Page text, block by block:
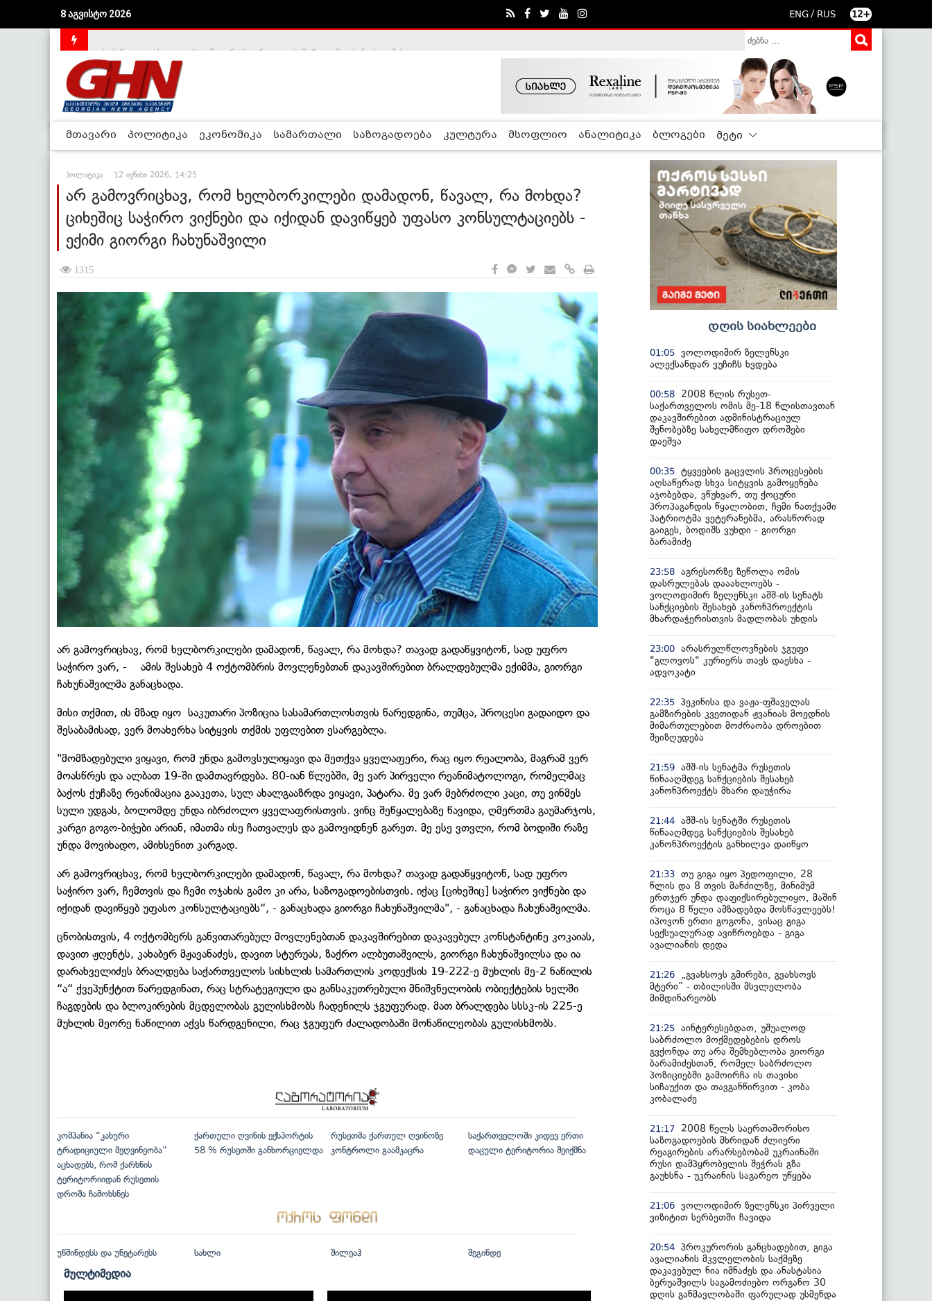
8 აგვისტო 2026 ENG / RUS 12+
მთავარი პოლიტიკა ეკონომიკა სამართალი საზოგადოება კულტურა მსოფლიო ანალიტიკა ბლოგები მეტი
პოლიტიკა 12 ივნისი 2026, 14:25
არ გამოვრიცხავ, რომ ხელბორკილები დამადონ, წავალ, რა მოხდა?
ციხეშიც საჭირო ვიქნები და იქიდან დავიწყებ უფასო კონსულტაციებს -
ექიმი გიორგი ჩახუნაშვილი
1315
არ გამოვრიცხავ, რომ ხელბორკილები დამადონ, წავალ, რა მოხდა? თავად გადაწყვიტონ, სად უფრო
საჭირო ვარ, - ამის შესახებ 4 ოქტომბრის მოვლენებთან დაკავშირებით ბრალდებულმა ექიმმა, გიორგი
ჩახუნაშვილმა განაცხადა.
მისი თქმით, ის მზად იყო საკუთარი პოზიცია სასამართლოსთვის წარედგინა, თუმცა, პროცესი გადაიდო და
შესაბამისად, ვერ მოახერხა სიტყვის თქმის უფლებით ესარგებლა.
"მომზადებული ვიყავი, რომ უნდა გამოვსულიყავი და მეთქვა ყველაფერი, რაც იყო რეალობა, მაგრამ ვერ
მოასწრეს და ალბათ 19-ში დამთავრდება. 80-იან წლებში, მე ვარ პირველი რეანიმატოლოგი, რომელმაც
ბაქოს ქუჩაზე რეანიმაცია გააკეთა, სულ ახალგააზრდა ვიყავი, პატარა. მე ვარ მებრძოლი კაცი, თუ ვინმეს
სული უდგას, ბოლომდე უნდა იბრძოლო ყველაფრისთვის. ვინც შეწყალებაზე წავიდა, ღმერთმა გაუმარჯოს,
კარგი გოგო-ბიჭები არიან, იმათმა ისე ჩათვალეს და გამოვიდნენ გარეთ. მე ესე ვთვლი, რომ ბოდიში რაზე
უნდა მოვიხადო, ამიხსენით კარგად.
არ გამოვრიცხავ, რომ ხელბორკილები დამადონ, წავალ, რა მოხდა? თავად გადაწყვიტონ, სად უფრო
საჭირო ვარ, ჩემთვის და ჩემი ოჯახის გამო კი არა, საზოგადოებისთვის. იქაც [ციხეშიც] საჭირო ვიქნები და
იქიდან დავიწყებ უფასო კონსულტაციებს“, - განაცხადა გიორგი ჩახუნაშვილმა", - განაცხადა ჩახუნაშვილმა.
ცნობისთვის, 4 ოქტომბერს განვითარებულ მოვლენებთან დაკავშირებით დაკავებულ კონსტანტინე კოკაიას,
დავით ჟღენტს, კახაბერ მჟავანაძეს, დავით სტურუას, ზაქრო ალბუთაშვილს, გიორგი ჩახუნაშვილსა და ია
დარახველიძეს ბრალდება საქართველოს სისხლის სამართლის კოდექსის 19-222-ე მუხლის მე-2 ნაწილის
“ა“ ქვეპუნქტით წარედგინათ, რაც სტრატეგიული და განსაკუთრებული მნიშვნელობის ობიექტების ხელში
ჩაგდების და ბლოკირების მცდელობას გულისხმობს ჩადენილს ჯგუფურად. მათ ბრალდება სსსკ-ის 225-ე
მუხლის მეორე ნაწილით აქვს წარდგენილი, რაც ჯგუფურ ძალადობაში მონაწილეობას გულისხმობს.
კომპანია “კახური
ტრადიციული მეღვინეობა”
აცხადებს, რომ ქარხნის
ტერიტორიიდან რუსეთის
დროშა ჩამოხსნეს
ქართული ღვინის ექსპორტის
58 % რუსეთში განხორციელდა
რუსეთმა ქართულ ღვინოზე
კონტროლი გაამკაცრა
საქართველოში კიდევ ერთი
დაცული ტერიტორია შეიქმნა
უწმინდესს და უნეტარესს სახლი შილეაჰ შეგინდე
მულტიმედია
დღის სიახლეები
01:05 ვოლოდიმირ ზელენსკი
ალექსანდარ ვუჩიჩს ხვდება
00:58
2008 წლის რუსეთ-
საქართველოს ომის მე-18 წლისთავთან
დაკავშირებით ადმინისტრაციულ
შენობებზე სახელმწიფო დროშები
დაეშვა
00:35 ტყვეების გაცვლის პროცესების
აღსაწერად სხვა სიტყვის გამოყენება
აჯობებდა, ვწუხვარ, თუ ქოცური
პროპაგანდის წყალობით, ჩემი ნათქვამი
პატრიოტმა ვეტერანებმა, არასწორად
გაიგეს, ბოდიშს ვუხდი - გიორგი
ბარამიძე
23:58 აგრესორზე ზეწოლა ომის
დასრულებას დააახლოებს -
ვოლოდიმირ ზელენსკი აშშ-ის სენატს
სანქციების შესახებ კანონპროექტის
მხარდაჭერისთვის მადლობას უხდის
23:00 არასრულწლოვნების ჯგუფი
"გლოვოს" კურიერს თავს დაესხა -
ადვოკატი
22:35 პეკინისა და ვაჟა-ფშაველას
გამზირების კვეთიდან ჟვანიას მოედნის
მიმართულებით მოძრაობა დროებით
შეიზღუდება
21:59 აშშ-ის სენატმა რუსეთის
წინააღმდეგ სანქციების შესახებ
კანონპროექტს მხარი დაუჭირა
21:44 აშშ-ის სენატში რუსეთის
წინააღმდეგ სანქციების შესახებ
კანონპროექტის განხილვა დაიწყო
21:33 თუ გიგა იყო პედოფილი, 28
წლის და 8 თვის მანძილზე, მინიმუმ
ერთჯერ უნდა დაფიქსირებულიყო, მაშინ
როცა 8 წელი ამზადებდა მოსწავლეებს!
იპოვონ ერთი გოგონა, ვისაც გიგა
სექსუალურად ავიწროებდა - გიგა
ავალიანის დედა
21:26
„გვახსოვს გმირები, გვახსოვს
მტერი” - თბილისში მსვლელობა
მიმდინარეობს
21:25 აინტერესებდათ, უშუალოდ
საბრძოლო მოქმედებების დროს
გვქონდა თუ არა შემხებლობა გიორგი
ბარამიძესთან, რომელ საბრძოლო
პოზიციებში გამოირჩა ის თავისი
სიჩაუქით და თავგანწირვით - კობა
კობალაძე
21:17
2008 წელს საერთაშორისო
საზოგადოების მხრიდან ძლიერი
რეაგირების არარსებობამ უკრაინაში
რუსი დამპყრობელის შეჭრას გზა
გაუხსნა - უკრაინის საგარეო უწყება
21:06 ვოლოდიმირ ზელენსკი პირველი
ვიზიტით სერბეთში ჩავიდა
20:54 პროკურორის განცხადებით, გიგა
ავალიანის მკვლელობის საქმეზე
დაკავებულ ნია იმნაძეს და ანასტასია
ბერუაშვილს საგამოძიებო ორგანო 30
დღის განმავლობაში ფარულად უსმენდა